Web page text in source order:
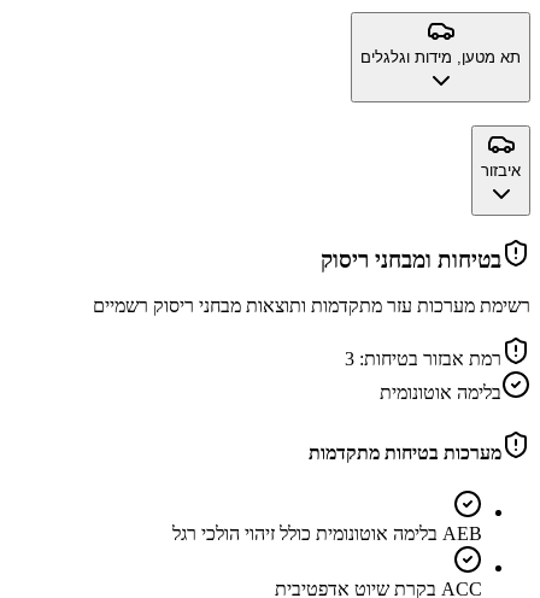
תא מטען, מידות וגלגלים
איבזור
בטיחות ומבחני ריסוק
רשימת מערכות עזר מתקדמות ותוצאות מבחני ריסוק רשמיים
רמת אבזור בטיחות: 3
בלימה אוטונומית
מערכות בטיחות מתקדמות
AEB בלימה אוטונומית כולל זיהוי הולכי רגל
ACC בקרת שיוט אדפטיבית